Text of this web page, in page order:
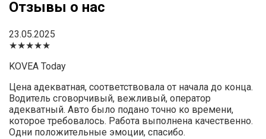
Отзывы о нас
23.05.2025
★★★★★
KOVEA Today
Цена адекватная, соответствовала от начала до конца.
Водитель сговорчивый, вежливый, оператор
адекватный. Авто было подано точно ко времени,
которое требовалось. Работа выполнена качественно.
Одни положительные эмоции, спасибо.